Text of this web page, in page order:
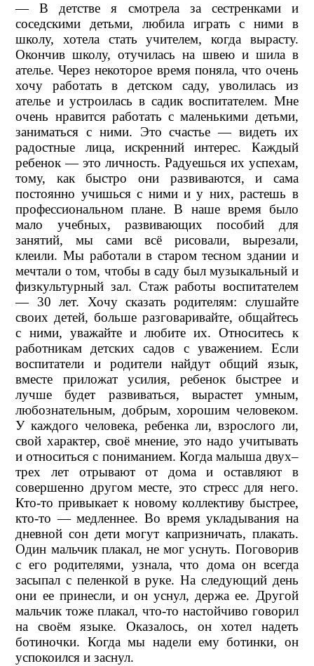
— В детстве я смотрела за сестренками и
соседскими детьми, любила играть с ними в
школу, хотела стать учителем, когда вырасту.
Окончив школу, отучилась на швею и шила в
ателье. Через некоторое время поняла, что очень
хочу работать в детском саду, уволилась из
ателье и устроилась в садик воспитателем. Мне
очень нравится работать с маленькими детьми,
заниматься с ними. Это счастье — видеть их
радостные лица, искренний интерес. Каждый
ребенок — это личность. Радуешься их успехам,
тому, как быстро они развиваются, и сама
постоянно учишься с ними и у них, растешь в
профессиональном плане. В наше время было
мало учебных, развивающих пособий для
занятий, мы сами всё рисовали, вырезали,
клеили. Мы работали в старом тесном здании и
мечтали о том, чтобы в саду был музыкальный и
физкультурный зал. Стаж работы воспитателем
— 30 лет. Хочу сказать родителям: слушайте
своих детей, больше разговаривайте, общайтесь
с ними, уважайте и любите их. Относитесь к
работникам детских садов с уважением. Если
воспитатели и родители найдут общий язык,
вместе приложат усилия, ребенок быстрее и
лучше будет развиваться, вырастет умным,
любознательным, добрым, хорошим человеком.
У каждого человека, ребенка ли, взрослого ли,
свой характер, своё мнение, это надо учитывать
и относиться с пониманием. Когда малыша двух–
трех лет отрывают от дома и оставляют в
совершенно другом месте, это стресс для него.
Кто-то привыкает к новому коллективу быстрее,
кто-то — медленнее. Во время укладывания на
дневной сон дети могут капризничать, плакать.
Один мальчик плакал, не мог уснуть. Поговорив
с его родителями, узнала, что дома он всегда
засыпал с пеленкой в руке. На следующий день
они ее принесли, и он уснул, держа ее. Другой
мальчик тоже плакал, что-то настойчиво говорил
на своём языке. Оказалось, он хотел надеть
ботиночки. Когда мы надели ему ботинки, он
успокоился и заснул.